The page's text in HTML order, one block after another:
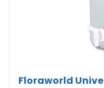
Floraworld